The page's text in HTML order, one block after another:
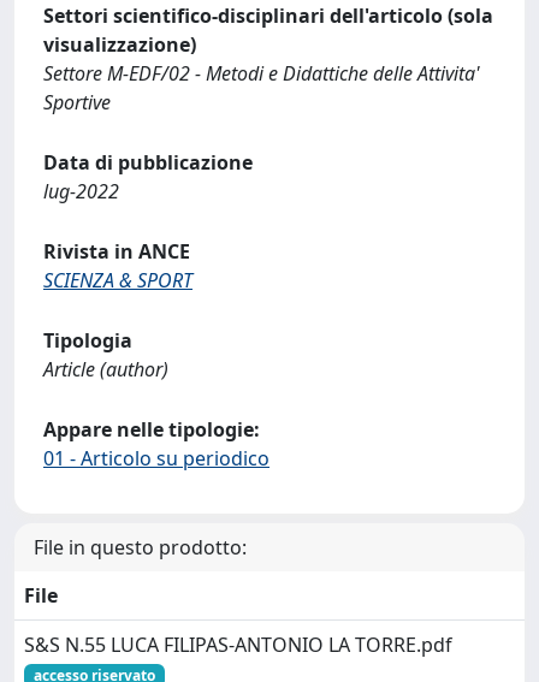
Settori scientifico-disciplinari dell'articolo (sola
visualizzazione)
Settore M-EDF/02 - Metodi e Didattiche delle Attivita'
Sportive
Data di pubblicazione
lug-2022
Rivista in ANCE
SCIENZA & SPORT
Tipologia
Article (author)
Appare nelle tipologie:
01 - Articolo su periodico
File in questo prodotto:
File
S&S N.55 LUCA FILIPAS-ANTONIO LA TORRE.pdf
accesso riservato